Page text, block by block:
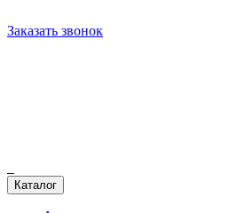
Заказать звонок
Каталог